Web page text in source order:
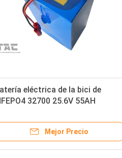
eléctrica de la bici de
32700 25.6V 55AH
Mejor Precio